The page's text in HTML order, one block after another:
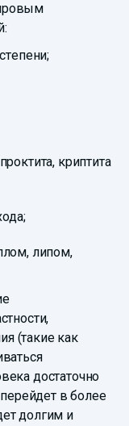
криптита
липом,
(такие как
достаточно
в более
долгим и